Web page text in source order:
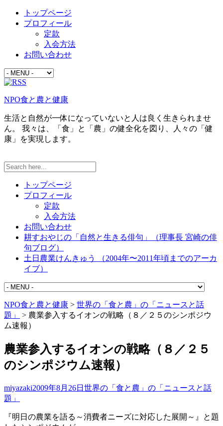
トップページ
プロフィール
定款
入会方法
お問い合わせ
NPO食と農と健康
生活と自然が一体になっていないと人は良く生きられませ
ん。 我々は、「食」と「農」の健全化を図り、人々の「健
康」を実現します。
トップページ
プロフィール
定款
入会方法
お問い合わせ
耕すおやじの「自然と生きる俳句」（理事長 宮崎の俳
句ブログ）
土日農業けんきゅう （2004年〜2011年頃までのアーカ
イブ）
NPO食と農と健康 > 世界の「食と農」の「ニュースと話
題」
> 農業参入するイオンの戦略（８／２５のシンポジウ
ム速報）
農業参入するイオンの戦略（８／２５
のシンポジウム速報）
miyazaki2009年8月26日 世界の「食と農」の「ニュースと話
題」
『明日の農業を語る～消費者ニーズに対応した展開～』と題